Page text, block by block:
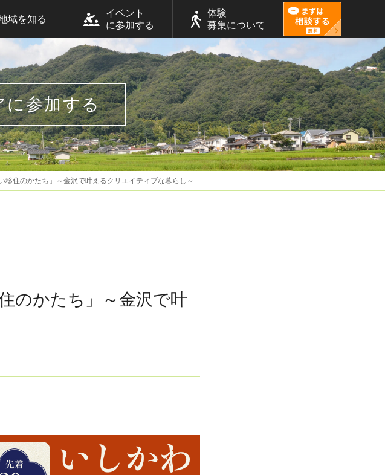
域を知る
イベント
に参加する
体験
募集について
に参加する
移住のかたち」～金沢で叶えるクリエイティブな暮らし～
のかたち」～金沢で叶